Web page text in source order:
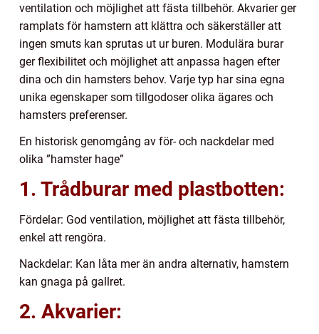
ventilation och möjlighet att fästa tillbehör. Akvarier ger
ramplats för hamstern att klättra och säkerställer att
ingen smuts kan sprutas ut ur buren. Modulära burar
ger flexibilitet och möjlighet att anpassa hagen efter
dina och din hamsters behov. Varje typ har sina egna
unika egenskaper som tillgodoser olika ägares och
hamsters preferenser.
En historisk genomgång av för- och nackdelar med
olika ”hamster hage”
1. Trådburar med plastbotten:
Fördelar: God ventilation, möjlighet att fästa tillbehör,
enkel att rengöra.
Nackdelar: Kan låta mer än andra alternativ, hamstern
kan gnaga på gallret.
2. Akvarier: